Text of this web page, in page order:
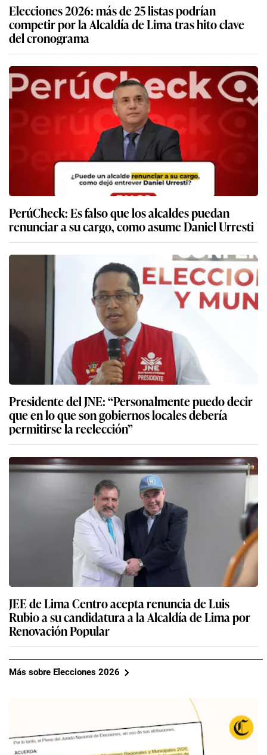
Elecciones 2026: más de 25 listas podrían
competir por la Alcaldía de Lima tras hito clave
del cronograma
PerúCheck: Es falso que los alcaldes puedan
renunciar a su cargo, como asume Daniel Urresti
Presidente del JNE: “Personalmente puedo decir
que en lo que son gobiernos locales debería
permitirse la reelección”
JEE de Lima Centro acepta renuncia de Luis
Rubio a su candidatura a la Alcaldía de Lima por
Renovación Popular
Más sobre Elecciones 2026